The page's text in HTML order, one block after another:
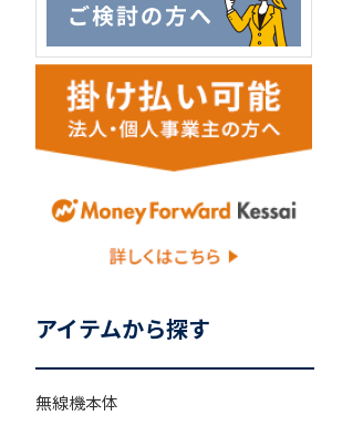
アイテムから探す
無線機本体